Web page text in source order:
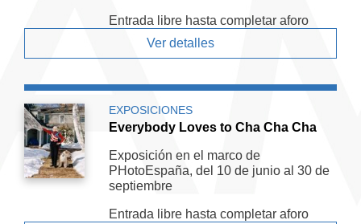
Entrada libre hasta completar aforo
Ver detalles
EXPOSICIONES
Everybody Loves to Cha Cha Cha
Exposición en el marco de
PHotoEspaña, del 10 de junio al 30 de
septiembre
Entrada libre hasta completar aforo